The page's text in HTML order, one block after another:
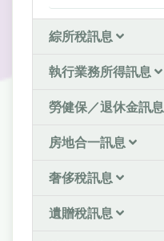
綜所稅訊息
執行業務所得訊息
勞健保／退休金訊息
房地合一訊息
奢侈稅訊息
遺贈稅訊息